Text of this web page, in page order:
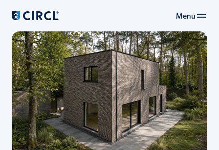
Navigation principale Menu